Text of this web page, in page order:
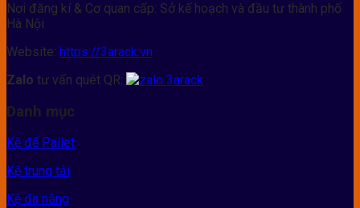
Nơi đăng kí & Cơ quan cấp: Sở kế hoạch và đầu tư thành phố
Hà Nội
Website: https://3arack.vn
Zalo tư vấn quét QR:
Danh mục
Kệ để Pallet
Kệ trung tải
Kệ đa năng